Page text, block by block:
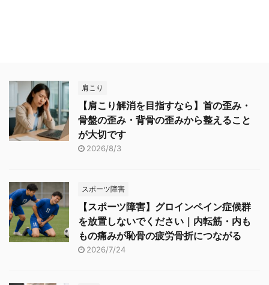
肩こり
【肩こり解消を目指すなら】首の歪み・
骨盤の歪み・背骨の歪みから整えること
が大切です
2026/8/3
スポーツ障害
【スポーツ障害】グロインペイン症候群
を放置しないでください｜内転筋・内も
もの痛みが恥骨の疲労骨折につながる
2026/7/24